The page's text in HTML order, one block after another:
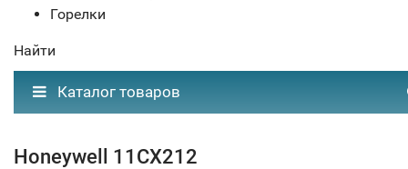
Горелки
Найти
Каталог товаров
Honeywell 11CX212